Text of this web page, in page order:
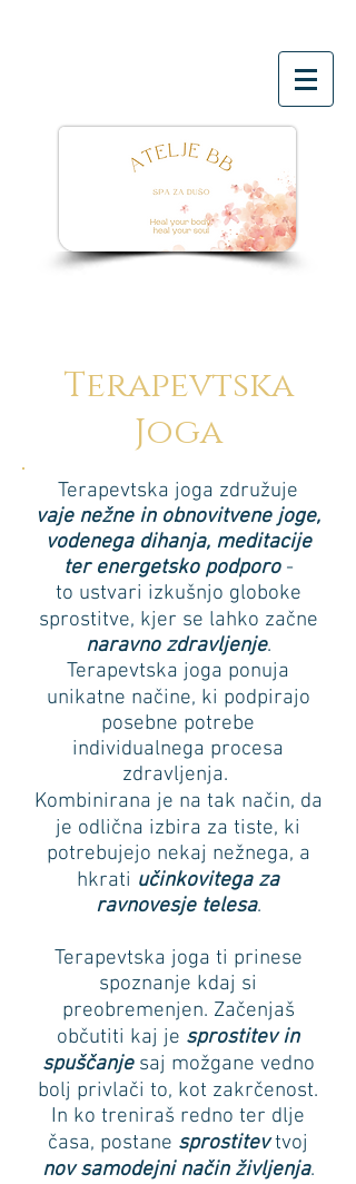
Terapevtska
Joga
Terapevtska joga združuje
vaje nežne in obnovitvene joge,
vodenega dihanja, meditacije
ter energetsko podporo-
to ustvari izkušnjo globoke
sprostitve, kjer se lahko začne
naravno zdravljenje.
Terapevtska joga ponuja
unikatne načine, ki podpirajo
posebne potrebe
individualnega procesa
zdravljenja.
Kombinirana je na tak način, da
je odlična izbira za tiste, ki
potrebujejo nekaj nežnega, a
hkrati učinkovitega za
ravnovesje telesa.
Terapevtska joga ti prinese
spoznanje kdaj si
preobremenjen. Začenjaš
občutiti kaj je sprostitev in
spuščanjesaj možgane vedno
bolj privlači to, kot zakrčenost.
In ko treniraš redno ter dlje
časa, postane sprostitevtvoj
nov samodejni način življenja.